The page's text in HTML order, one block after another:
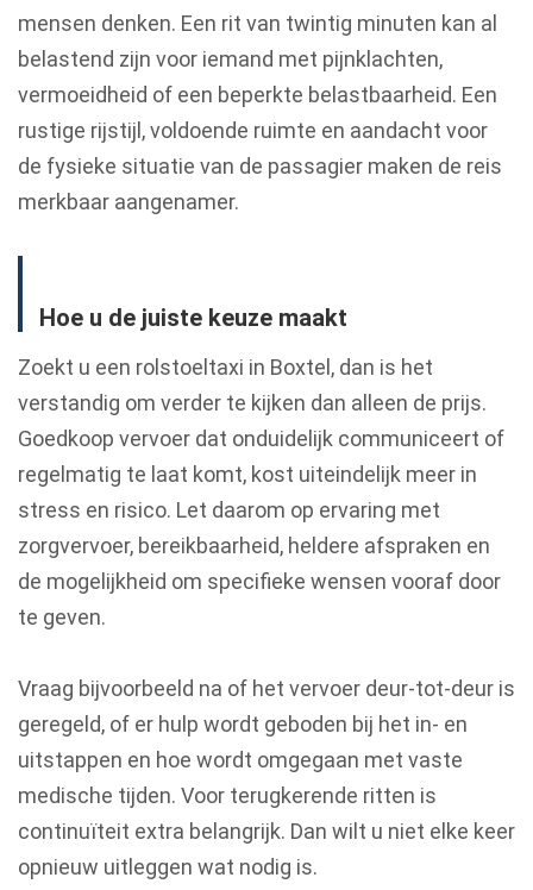
mensen denken. Een rit van twintig minuten kan al
belastend zijn voor iemand met pijnklachten,
vermoeidheid of een beperkte belastbaarheid. Een
rustige rijstijl, voldoende ruimte en aandacht voor
de fysieke situatie van de passagier maken de reis
merkbaar aangenamer.
Hoe u de juiste keuze maakt
Zoekt u een rolstoeltaxi in Boxtel, dan is het
verstandig om verder te kijken dan alleen de prijs.
Goedkoop vervoer dat onduidelijk communiceert of
regelmatig te laat komt, kost uiteindelijk meer in
stress en risico. Let daarom op ervaring met
zorgvervoer, bereikbaarheid, heldere afspraken en
de mogelijkheid om specifieke wensen vooraf door
te geven.
Vraag bijvoorbeeld na of het vervoer deur-tot-deur is
geregeld, of er hulp wordt geboden bij het in- en
uitstappen en hoe wordt omgegaan met vaste
medische tijden. Voor terugkerende ritten is
continuïteit extra belangrijk. Dan wilt u niet elke keer
opnieuw uitleggen wat nodig is.